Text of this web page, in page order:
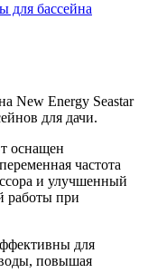
для бассейна
New Energy Seastar
для дачи.
оснащен
частота
и улучшенный
работы при
для
повышая